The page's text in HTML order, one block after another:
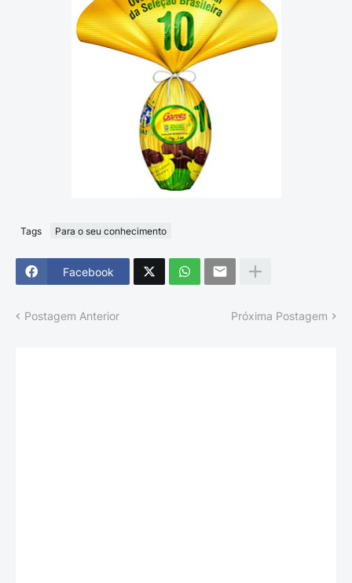
Tags Para o seu conhecimento
Facebook
Postagem Anterior Próxima Postagem